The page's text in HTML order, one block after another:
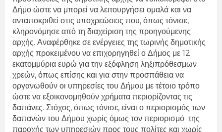
Δήμο ώστε να μπορεί να λειτουργήσει ομαλά και να
ανταποκριθεί στις υποχρεώσεις που, όπως τόνισε,
κληρονόμησε από τη διαχείριση της προηγούμενης
αρχής. Αναφέρθηκε σε ενέργειες της τωρινής δημοτικής
αρχής προκειμένου να επιχορηγηθεί ο Δήμος με 12
εκατομμύρια ευρώ για την εξόφληση ληξιπρόθεσμων
χρεών, όπως επίσης και για στην προσπάθεια να
οργανωθούν οι υπηρεσίες του Δήμου με τέτοιο τρόπο
ώστε να εξοικονομηθούν χρήματα περιορίζοντας τις
δαπάνες. Στόχος, όπως τόνισε, είναι ο περιορισμός των
δαπανών του Δήμου χωρίς όμως τον περιορισμό της
παροχής των υπηρεσιών προς τους πολίτες και χωρίς